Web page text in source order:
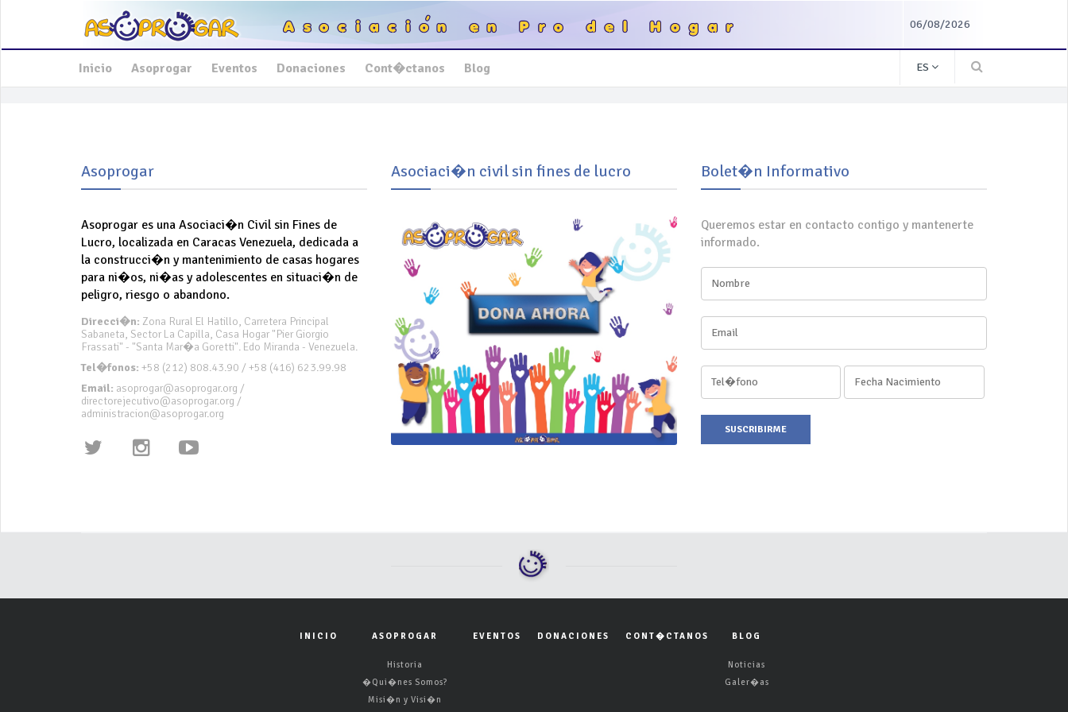
06/08/2026
Inicio Asoprogar Eventos Donaciones Cont�ctanos Blog ES
Asoprogar
Asoprogar es una Asociaci�n Civil sin Fines de
Lucro, localizada en Caracas Venezuela, dedicada a
la construcci�n y mantenimiento de casas hogares
para ni�os, ni�as y adolescentes en situaci�n de
peligro, riesgo o abandono.
Direcci�n: Zona Rural El Hatillo, Carretera Principal
Sabaneta, Sector La Capilla, Casa Hogar "Pier Giorgio
Frassati" - "Santa Mar�a Goretti". Edo Miranda - Venezuela.
Tel�fonos: +58 (212) 808.43.90 / +58 (416) 623.99.98
Email: asoprogar@asoprogar.org /
directorejecutivo@asoprogar.org /
administracion@asoprogar.org
Asociaci�n civil sin fines de lucro Bolet�n Informativo
Queremos estar en contacto contigo y mantenerte
informado.
SUSCRIBIRME
INICIO ASOPROGAR
Historia
�Qui�nes Somos?
Misi�n y Visi�n
EVENTOS DONACIONES CONT�CTANOS BLOG
Noticias
Galer�as